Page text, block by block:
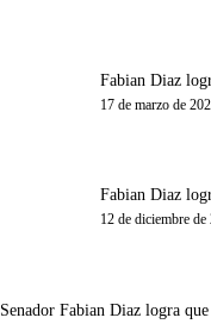
Fabian Diaz
17 de marzo de
Fabian Diaz
12 de diciembre de
Senador Fabian Diaz logra